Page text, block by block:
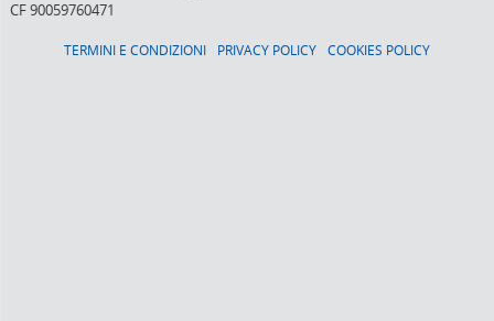
CF 90059760471
TERMINI E CONDIZIONI PRIVACY POLICY COOKIES POLICY